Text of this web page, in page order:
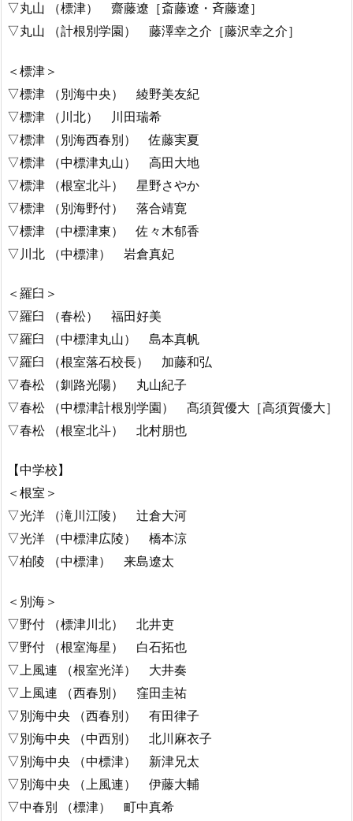
▽丸山 （標津） 齋藤遼［斎藤遼・斉藤遼］
▽丸山 （計根別学園） 藤澤幸之介［藤沢幸之介］
＜標津＞
▽標津 （別海中央） 綾野美友紀
▽標津 （川北） 川田瑞希
▽標津 （別海西春別） 佐藤実夏
▽標津 （中標津丸山） 高田大地
▽標津 （根室北斗） 星野さやか
▽標津 （別海野付） 落合靖寛
▽標津 （中標津東） 佐々木郁香
▽川北 （中標津） 岩倉真妃
＜羅臼＞
▽羅臼 （春松） 福田好美
▽羅臼 （中標津丸山） 島本真帆
▽羅臼 （根室落石校長） 加藤和弘
▽春松 （釧路光陽） 丸山紀子
▽春松 （中標津計根別学園） 髙須賀優大［高須賀優大］
▽春松 （根室北斗） 北村朋也
【中学校】
＜根室＞
▽光洋 （滝川江陵） 辻倉大河
▽光洋 （中標津広陵） 橋本涼
▽柏陵 （中標津） 来島遼太
＜別海＞
▽野付 （標津川北） 北井吏
▽野付 （根室海星） 白石拓也
▽上風連 （根室光洋） 大井奏
▽上風連 （西春別） 窪田圭祐
▽別海中央 （西春別） 有田律子
▽別海中央 （中西別） 北川麻衣子
▽別海中央 （中標津） 新津兄太
▽別海中央 （上風連） 伊藤大輔
▽中春別 （標津） 町中真希